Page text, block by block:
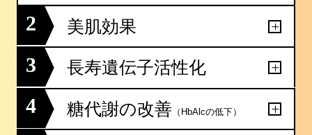
2 美肌効果
3 長寿遺伝子活性化
4 糖代謝の改善 （HbAlcの低下）